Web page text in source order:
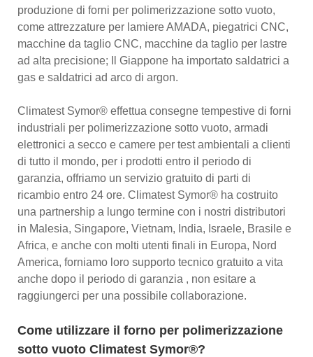
produzione di forni per polimerizzazione sotto vuoto,
come attrezzature per lamiere AMADA, piegatrici CNC,
macchine da taglio CNC, macchine da taglio per lastre
ad alta precisione; Il Giappone ha importato saldatrici a
gas e saldatrici ad arco di argon.
Climatest Symor® effettua consegne tempestive di forni
industriali per polimerizzazione sotto vuoto, armadi
elettronici a secco e camere per test ambientali a clienti
di tutto il mondo, per i prodotti entro il periodo di
garanzia, offriamo un servizio gratuito di parti di
ricambio entro 24 ore. Climatest Symor® ha costruito
una partnership a lungo termine con i nostri distributori
in Malesia, Singapore, Vietnam, India, Israele, Brasile e
Africa, e anche con molti utenti finali in Europa, Nord
America, forniamo loro supporto tecnico gratuito a vita
anche dopo il periodo di garanzia , non esitare a
raggiungerci per una possibile collaborazione.
Come utilizzare il forno per polimerizzazione
sotto vuoto Climatest Symor®?